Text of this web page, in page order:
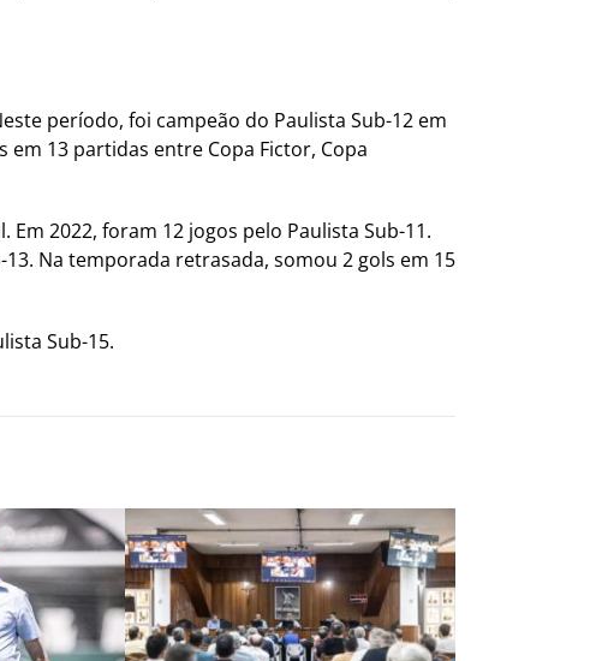
período, foi campeão do Paulista Sub-12 em
em 13 partidas entre Copa Fictor, Copa
2022, foram 12 jogos pelo Paulista Sub-11.
Na temporada retrasada, somou 2 gols em 15
Sub-15.